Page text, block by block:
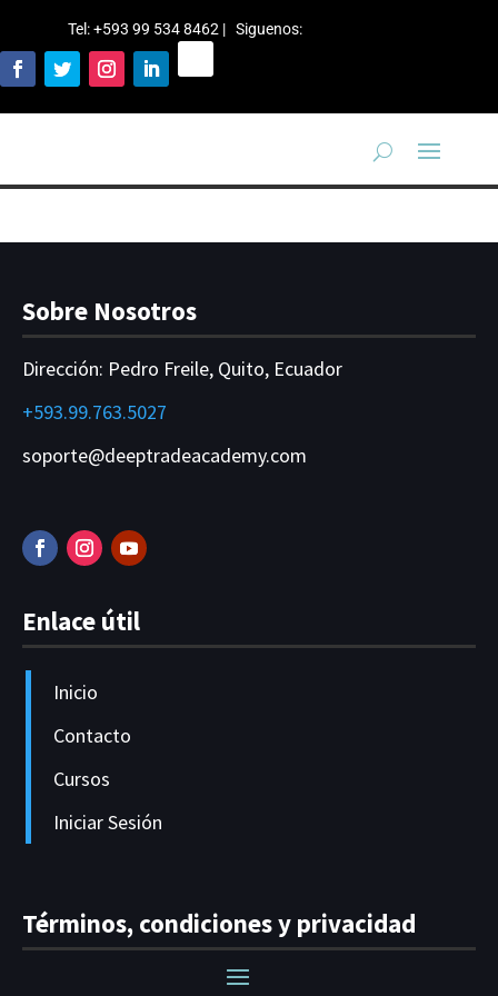
Tel: +593 99 534 8462 | Siguenos:
Sobre Nosotros
Dirección: Pedro Freile, Quito, Ecuador
+593.99.763.5027
soporte@deeptradeacademy.com
Enlace útil
Inicio
Contacto
Cursos
Iniciar Sesión
Términos, condiciones y privacidad